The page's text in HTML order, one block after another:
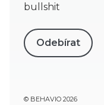
bullshit
Odebírat
© BEHAVIO 2026